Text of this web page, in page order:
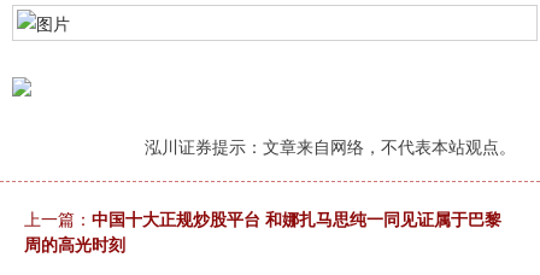
泓川证券提示：文章来自网络，不代表本站观点。
上一篇： 中国十大正规炒股平台 和娜扎马思纯一同见证属于巴黎
周的高光时刻